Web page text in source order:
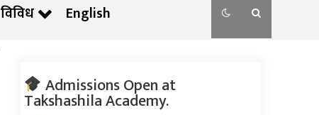
विविध English
Admissions Open at
Takshashila Academy.